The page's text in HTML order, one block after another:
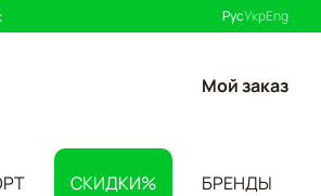
РусУкрEng
Мой заказ
СКИДКИ% БРЕНДЫ